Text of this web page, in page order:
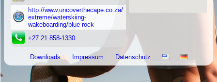
http://www.uncoverthecape.co.za/
extreme/waterskiing-
wakeboarding/blue-rock
+27 21 858-1330
Downloads Impressum Datenschutz